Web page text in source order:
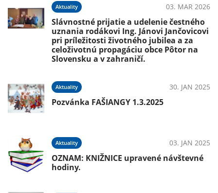
Aktuality 03. MAR 2026
Slávnostné prijatie a udelenie čestného
uznania rodákovi Ing. Jánovi Jančovicovi
pri príležitosti životného jubilea a za
celoživotnú propagáciu obce Pôtor na
Slovensku a v zahraničí.
Aktuality 30. JAN 2025
Pozvánka FAŠIANGY 1.3.2025
Aktuality 03. JAN 2025
OZNAM: KNIŽNICE upravené návštevné
hodiny.